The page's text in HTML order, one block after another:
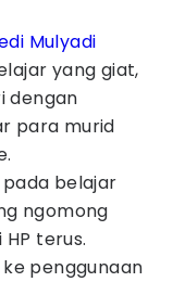
Mulyadi
yang giat,
dengan
para murid
belajar
ngomong
terus.
penggunaan